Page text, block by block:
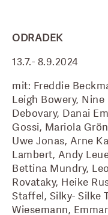
ODRADEK
13.7.- 8.9.2024
mit: Freddie
Leigh Bowery,
Debovary, Danai
Gossi, Mariola
Uwe Jonas, Arne
Lambert, Andy
Bettina Mundry,
Rovataky, Heike
Staffel, Silky- Silke
Wiesemann,